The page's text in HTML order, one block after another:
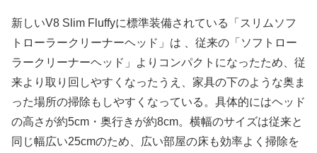
新しいV8 Slim Fluffyに標準装備されている「スリムソフ
トローラークリーナーヘッド」は 、従来の「ソフトロー
ラークリーナーヘッド」よりコンパクトになったため、従
来より取り回しやすくなったうえ、家具の下のような奥ま
った場所の掃除もしやすくなっている。具体的にはヘッド
の高さが約5cm・奥行きが約8cm。横幅のサイズは従来と
同じ幅広い25cmのため、広い部屋の床も効率よく掃除を